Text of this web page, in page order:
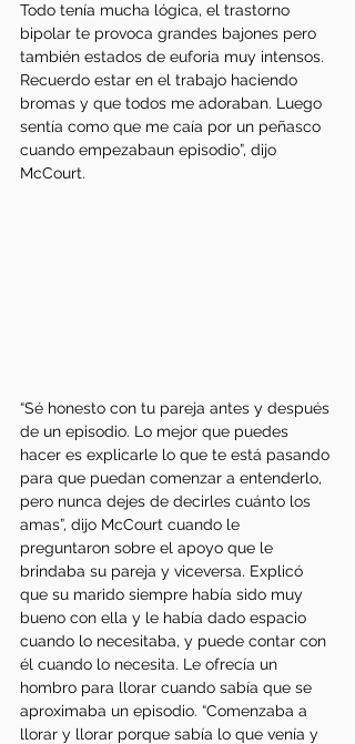
Todo tenía mucha lógica, el trastorno
bipolar te provoca grandes bajones pero
también estados de euforia muy intensos.
Recuerdo estar en el trabajo haciendo
bromas y que todos me adoraban. Luego
sentía como que me caía por un peñasco
cuando empezabaun episodio”, dijo
McCourt.
“Sé honesto con tu pareja antes y después
de un episodio. Lo mejor que puedes
hacer es explicarle lo que te está pasando
para que puedan comenzar a entenderlo,
pero nunca dejes de decirles cuánto los
amas”, dijo McCourt cuando le
preguntaron sobre el apoyo que le
brindaba su pareja y viceversa. Explicó
que su marido siempre había sido muy
bueno con ella y le había dado espacio
cuando lo necesitaba, y puede contar con
él cuando lo necesita. Le ofrecía un
hombro para llorar cuando sabía que se
aproximaba un episodio. “Comenzaba a
llorar y llorar porque sabía lo que venía y